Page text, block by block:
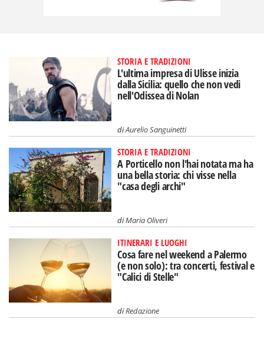
STORIA E TRADIZIONI
L'ultima impresa di Ulisse inizia
dalla Sicilia: quello che non vedi
nell'Odissea di Nolan
diAurelio Sanguinetti
STORIA E TRADIZIONI
A Porticello non l'hai notata ma ha
una bella storia: chi visse nella
"casa degli archi"
diMaria Oliveri
ITINERARI E LUOGHI
Cosa fare nel weekend a Palermo
(e non solo): tra concerti, festival e
"Calici di Stelle"
diRedazione